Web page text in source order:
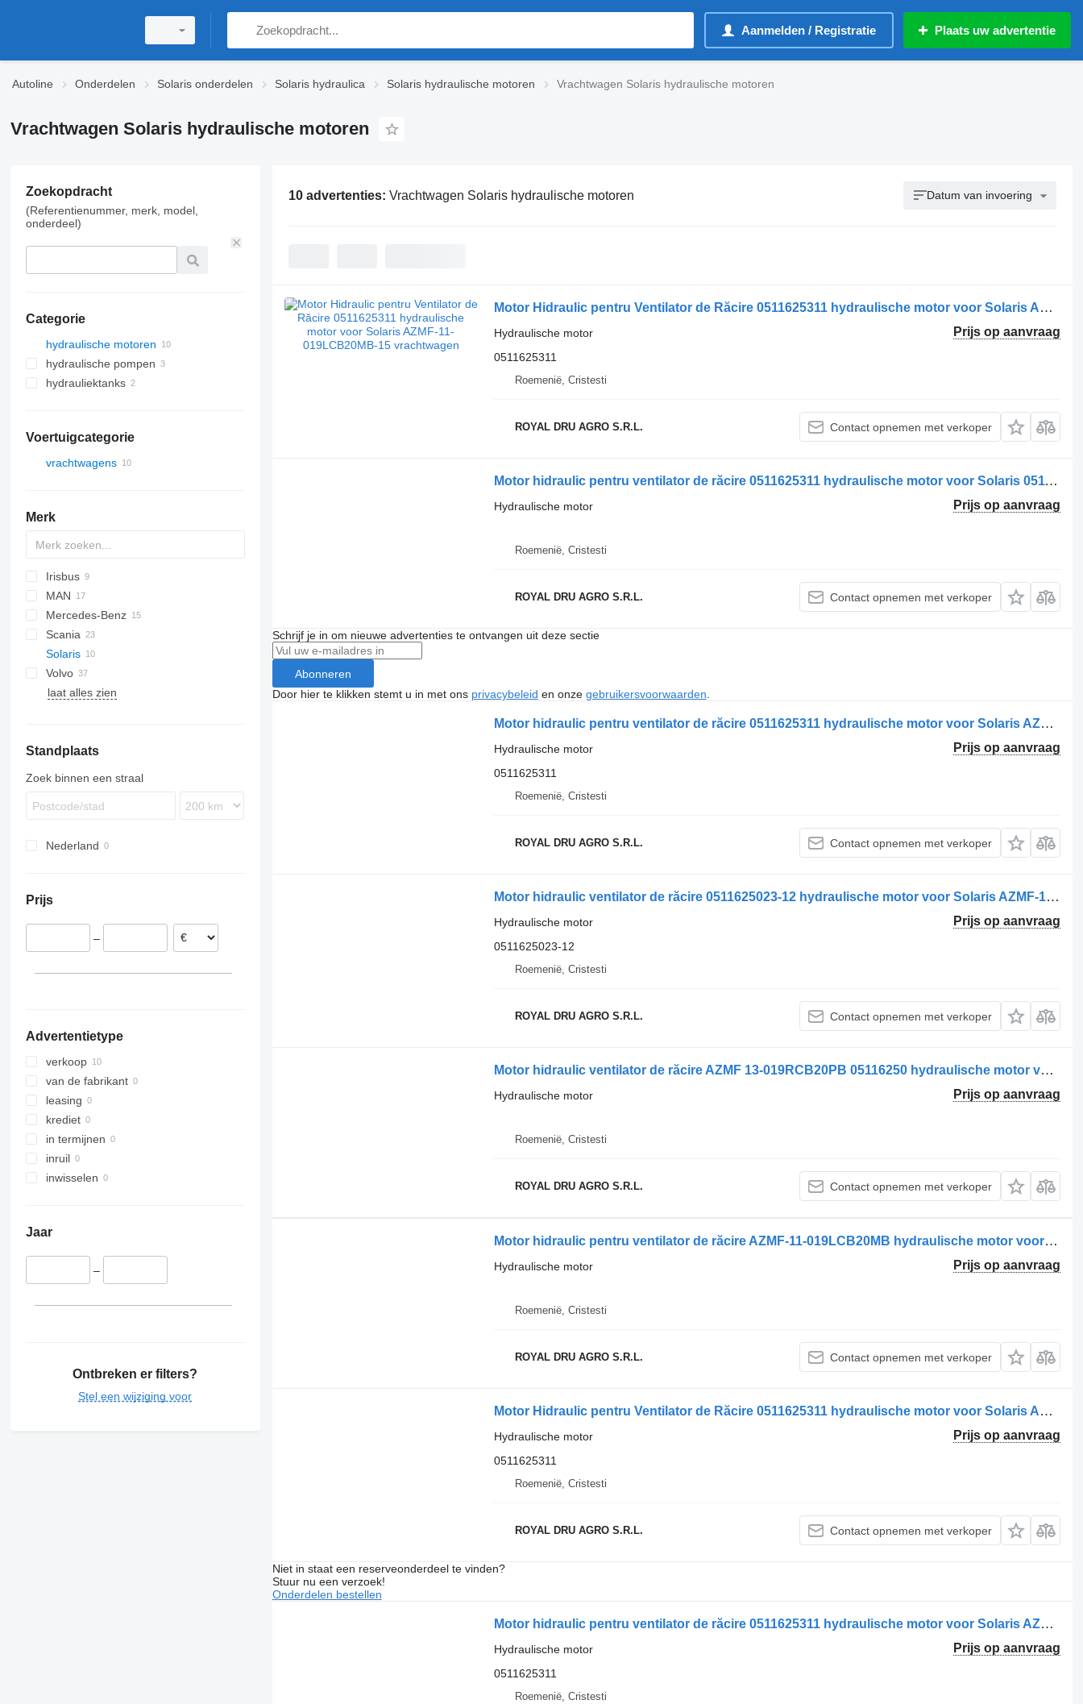
Aanmelden / Registratie Plaats uw advertentie
Autoline Onderdelen Solaris onderdelen Solaris hydraulica Solaris hydraulische motoren Vrachtwagen Solaris hydraulische motoren
Vrachtwagen Solaris hydraulische motoren
Zoekopdracht
(Referentienummer, merk, model,
onderdeel)
Categorie
hydraulische motoren
hydraulische pompen
hydrauliektanks
Voertuigcategorie
vrachtwagens
Merk
EuroStar
Eurotech
Eurotrakker
Irisbus
MAN
TGA
TGL
TGM
TGS
TGX
Mercedes-Benz
A-Class
Actros
Axor
LK
Midlum
Scania
Solaris
Volvo
FH
laat alles zien
Standplaats
Zoek binnen een straal
Nederland
Prijs
–
Advertentietype
verkoop
van de fabrikant
leasing
krediet
in termijnen
inruil
inwisselen
Jaar
–
Ontbreken er filters?
Stel een wijziging voor
10 advertenties: Vrachtwagen Solaris hydraulische motoren Datum van invoering
Motor Hidraulic pentru Ventilator de Răcire 0511625311 hydraulische motor voor Solaris AZMF-11-019LCB20MB-15 vrachtwagen
Prijs op aanvraag
Hydraulische motor
0511625311
Roemenië, Cristesti
ROYAL DRU AGRO S.R.L. Contact opnemen met verkoper
Motor hidraulic pentru ventilator de răcire 0511625311 hydraulische motor voor Solaris 0511625311 AZMF-11-019LCB20MB-0390-052-125-0390052125-12 vrachtwagen
Prijs op aanvraag
Hydraulische motor
Roemenië, Cristesti
ROYAL DRU AGRO S.R.L. Contact opnemen met verkoper
Schrijf je in om nieuwe advertenties te ontvangen uit deze sectie
Abonneren
Door hier te klikken stemt u in met ons privacybeleid en onze gebruikersvoorwaarden
Motor hidraulic pentru ventilator de răcire 0511625311 hydraulische motor voor Solaris AZMF-11-019LCB20MB-14 vrachtwagen
Prijs op aanvraag
Hydraulische motor
0511625311
Roemenië, Cristesti
ROYAL DRU AGRO S.R.L. Contact opnemen met verkoper
Motor hidraulic ventilator de răcire 0511625023-12 hydraulische motor voor Solaris AZMF-13-019RCB20PB 0511625023/12 vrachtwagen
Prijs op aanvraag
Hydraulische motor
0511625023-12
Roemenië, Cristesti
ROYAL DRU AGRO S.R.L. Contact opnemen met verkoper
Motor hidraulic ventilator de răcire AZMF 13-019RCB20PB 05116250 hydraulische motor voor Solaris AZMF-13-019RCB20PB-0511625023-11 vrachtwagen
Prijs op aanvraag
Hydraulische motor
Roemenië, Cristesti
ROYAL DRU AGRO S.R.L. Contact opnemen met verkoper
Motor hidraulic pentru ventilator de răcire AZMF-11-019LCB20MB hydraulische motor voor Solaris AZMF-11-019LCB20MB-0390-052-125-0390052125-19 vrachtwagen
Prijs op aanvraag
Hydraulische motor
Roemenië, Cristesti
ROYAL DRU AGRO S.R.L. Contact opnemen met verkoper
Motor Hidraulic pentru Ventilator de Răcire 0511625311 hydraulische motor voor Solaris AZMF-11-019LCB20MB-13 vrachtwagen
Prijs op aanvraag
Hydraulische motor
0511625311
Roemenië, Cristesti
ROYAL DRU AGRO S.R.L. Contact opnemen met verkoper
Niet in staat een reserveonderdeel te vinden?
Stuur nu een verzoek!
Onderdelen bestellen
Motor hidraulic pentru ventilator de răcire 0511625311 hydraulische motor voor Solaris AZMF-11-019LCB20MB-12 vrachtwagen
Prijs op aanvraag
Hydraulische motor
0511625311
Roemenië, Cristesti